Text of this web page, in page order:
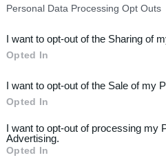
Participants
parties.
Personal Data Processing Opt Outs
I want to opt-out of the Sharing of
Opted In
I want to opt-out of the Sale of my
Opted In
I want to opt-out of processing my
Advertising.
Opted In